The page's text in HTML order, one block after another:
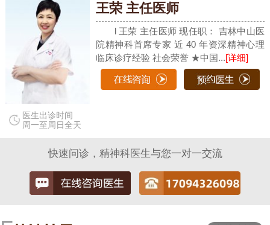
医生出诊时间
周一至周日全天
王荣 主任医师
l 王荣 主任医师 现任职： 吉林中山医
院精神科首席专家 近 40 年资深精神心理
临床诊疗经验 社会荣誉 ★中国...[详细]
快速问诊，精神科医生与您一对一交流